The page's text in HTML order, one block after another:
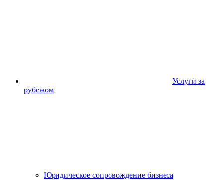
Услуги за
рубежом
Юридическое сопровождение бизнеса